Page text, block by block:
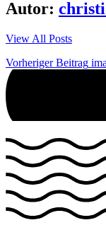
Autor:
View All Posts
Beitrags-
Navigation
Vorheriger Beitrag